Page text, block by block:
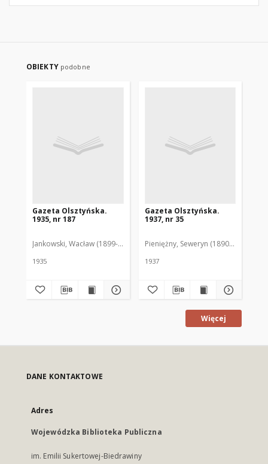
OBIEKTY podobne
Gazeta Olsztyńska.
1935, nr 187
Jankowski, Wacław (1899-1975). Red.
1935
Gazeta Olsztyńska.
1937, nr 35
Pieniężny, Seweryn (1890-1940). Red.
1937
Więcej
DANE KONTAKTOWE
Adres
Wojewódzka Biblioteka Publiczna
im. Emilii Sukertowej-Biedrawiny